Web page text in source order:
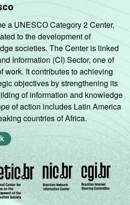
a UNESCO Category 2 Center,
to the development of
societies. The Center is linked
Information (CI) Sector, one of
work. It contributes to achieving
objectives by strengthening its
of information and knowledge
of action includes Latin America
countries of Africa.